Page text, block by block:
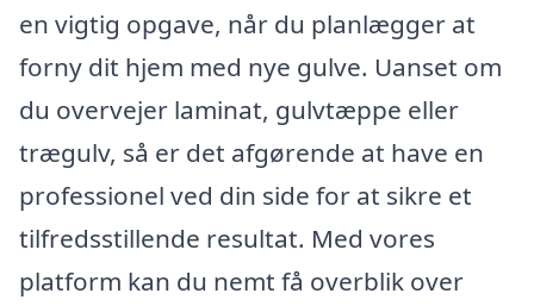
en vigtig opgave, når du planlægger at
forny dit hjem med nye gulve. Uanset om
du overvejer laminat, gulvtæppe eller
trægulv, så er det afgørende at have en
professionel ved din side for at sikre et
tilfredsstillende resultat. Med vores
platform kan du nemt få overblik over